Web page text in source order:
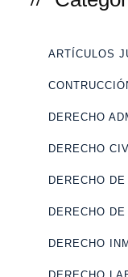
ARTÍCULOS
DERECHO
DERECHO
DERECHO
DERECHO
DERECHO